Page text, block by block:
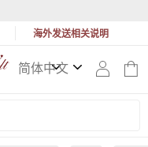
海外发送相关说明